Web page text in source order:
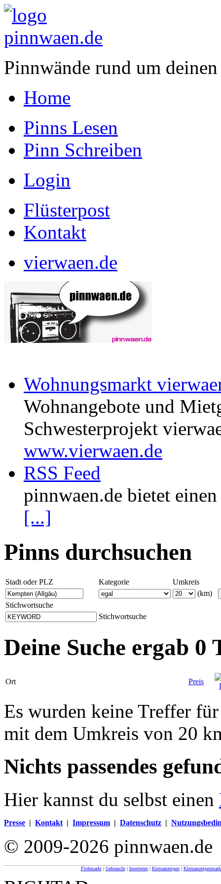
Pinnwände rund um
Home
Pinns Lesen
Pinn Schreiben
Login
Flüsterpost
Kontakt
vierwaen.de
Wohnungsmarkt
Wohnangebote und
Schwesterprojekt
www.vierwaen.de
RSS Feed
pinnwaen.de bietet
[...]
Pinns durchsuchen
Stadt oder PLZ Kategorie
Umkreis
(km)
Stichwortsuche
Stichwortsuche
Deine Suche ergab 0
Ort Preis
Es wurden keine Treffer
mit dem Umkreis von 20
Nichts passendes
Hier kannst du selbst einen
Presse | Kontakt | Impressum | Datenschutz |
© 2009-2026 pinnwaen.de
Flohmarkt| Gebraucht| Inserieren| Kleinanzeigen|